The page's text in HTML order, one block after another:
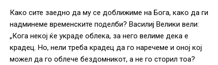
Како сите заедно да му се доближиме на Бога, како да ги
надминеме временските поделби? Василиј Велики вели:
„Кога некој ќе украде облека, за него велиме дека е
крадец. Но, нели треба крадец да го наречеме и оној кој
можел да го облече бездомникот, а не го сторил тоа?